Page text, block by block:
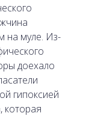
на муле. Из-
доехало
гипоксией
которая